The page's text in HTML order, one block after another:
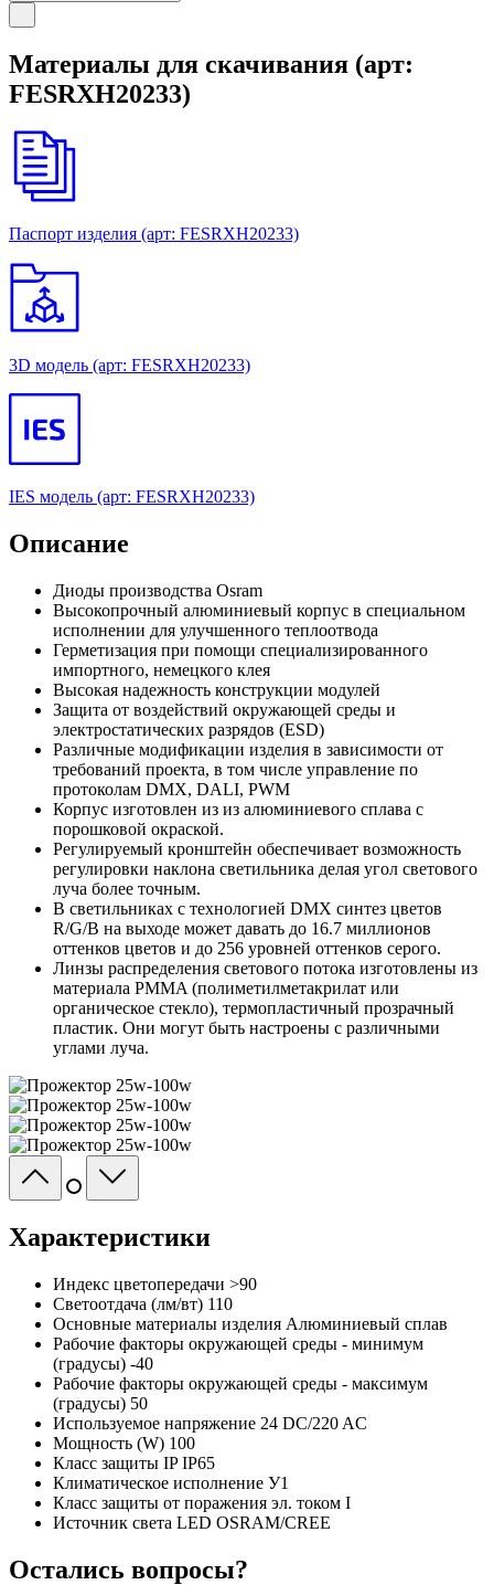
Материалы для скачивания (арт:
FESRХН20233)
Паспорт изделия (арт: FESRХН20233)
3D модель (арт: FESRХН20233)
IES модель (арт: FESRХН20233)
Описание
Диоды производства Osram
Высокопрочный алюминиевый корпус в специальном
исполнении для улучшенного теплоотвода
Герметизация при помощи специализированного
импортного, немецкого клея
Высокая надежность конструкции модулей
Защита от воздействий окружающей среды и
электростатических разрядов (ESD)
Различные модификации изделия в зависимости от
требований проекта, в том числе управление по
протоколам DMX, DALI, PWM
Корпус изготовлен из из алюминиевого сплава с
порошковой окраской.
Регулируемый кронштейн обеспечивает возможность
регулировки наклона светильника делая угол светового
луча более точным.
В светильниках с технологией DMX синтез цветов
R/G/B на выходе может давать до 16.7 миллионов
оттенков цветов и до 256 уровней оттенков серого.
Линзы распределения светового потока изготовлены из
материала PMMA (полиметилметакрилат или
органическое стекло), термопластичный прозрачный
пластик. Они могут быть настроены с различными
углами луча.
Характеристики
Индекс цветопередачи >90
Светоотдача (лм/вт) 110
Основные материалы изделия Алюминиевый сплав
Рабочие факторы окружающей среды - минимум
(градусы) -40
Рабочие факторы окружающей среды - максимум
(градусы) 50
Используемое напряжение 24 DC/220 AC
Мощность (W) 100
Класс защиты IP IP65
Климатическое исполнение У1
Класс защиты от поражения эл. током I
Источник света LED OSRAM/CREE
Остались вопросы?